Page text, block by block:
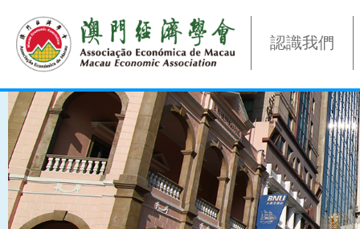
認識我們